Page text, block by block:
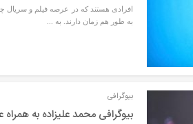
افرادی هستند که در عرصه فیلم و سریال
به طور هم زمان دارند. به ...
بیوگرافی
بیوگرافی محمد علیزاده به